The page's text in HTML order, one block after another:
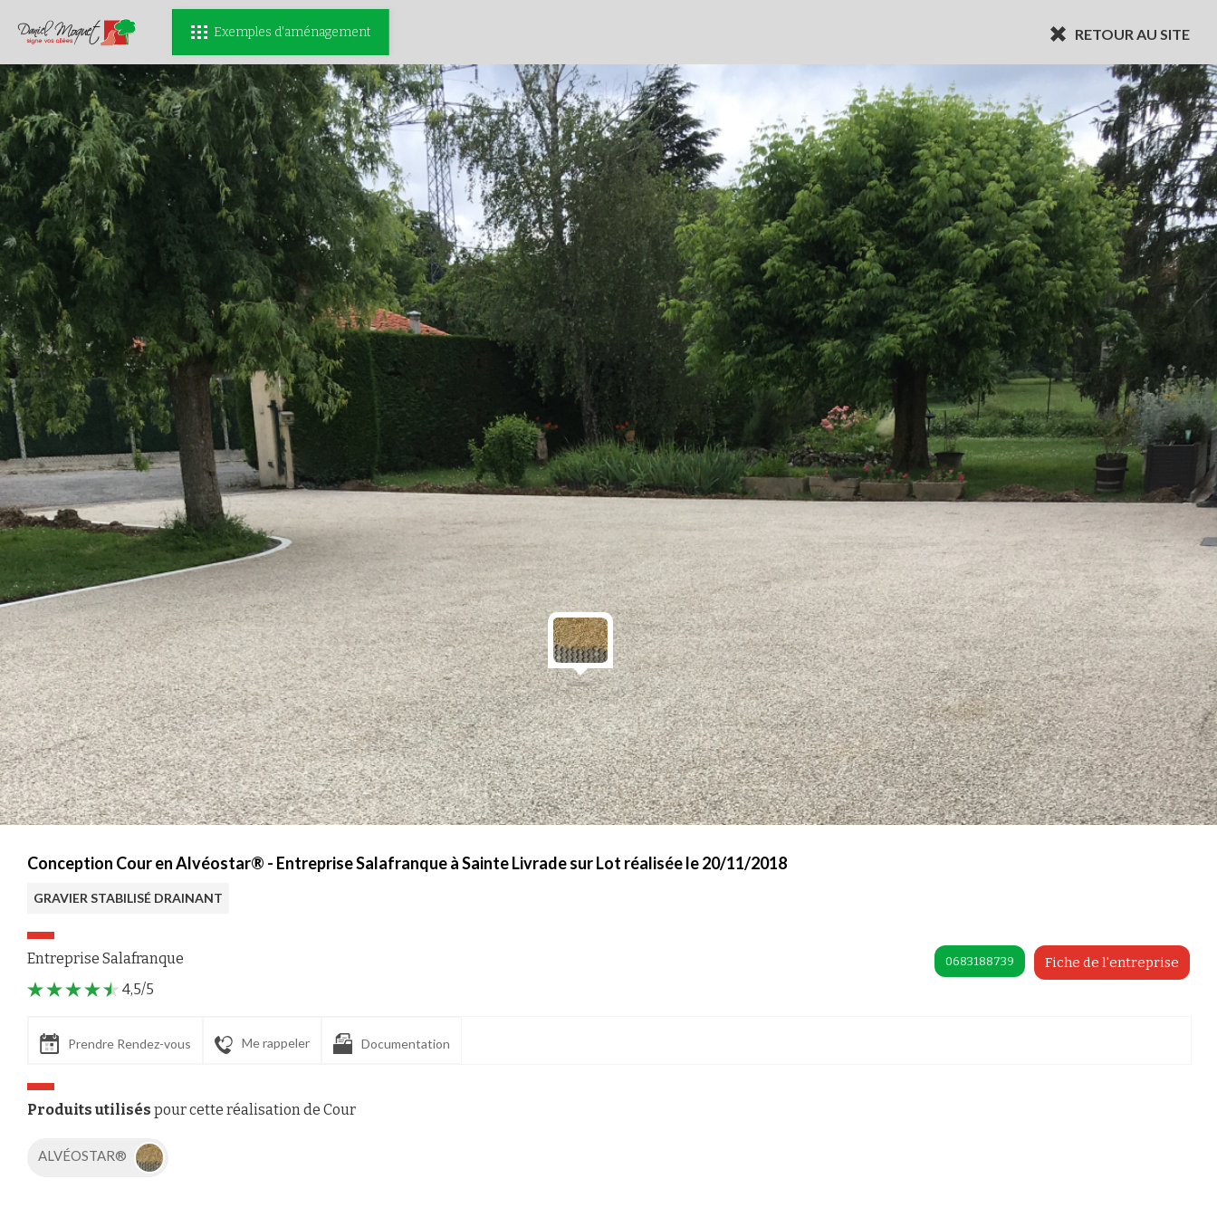
RETOUR AU SITE
Exemples d'aménagement
Conception Cour en Alvéostar® - Entreprise Salafranque à Sainte Livrade sur Lot réalisée le 20/11/2018
GRAVIER STABILISÉ DRAINANT
Entreprise Salafranque Fiche de l'entreprise
0683188739
4,5/5
Prendre Rendez-vous Me rappeler Documentation
Produits utilisés pour cette réalisation de Cour
ALVÉOSTAR®